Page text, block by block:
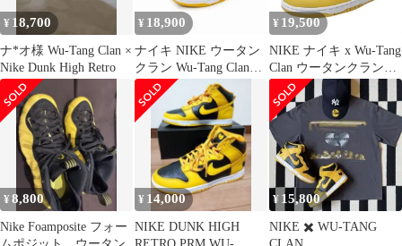
¥ 18,700
ナ*オ様 Wu-Tang Clan ×
Nike Dunk High Retro
¥ 18,900
ナイキ NIKE ウータン
クラン Wu-Tang Clan
Dunk High Retro PRM
スニーカー US10 28㎝
ブラックアンドパラン
HJ4320-001
¥ 19,500
NIKE ナイキ x Wu-Tang
Clan ウータンクラン
Dunk High Retro PRM
Black and Pollen ダンク
ハイ レトロ プレミアム
スニーカー HJ4320-001
28.5cm ブラック アンド
パラン メンズ
¥8,800
Nike Foamposite フォー
¥ 14,000
NIKE DUNK HIGH
¥ 15,800
NIKE ✖️ WU-TANG